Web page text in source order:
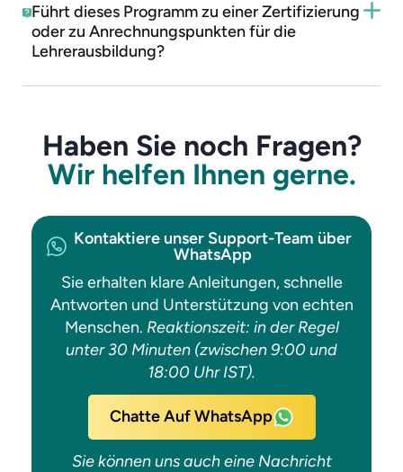
Führt dieses Programm zu einer Zertifizierung
oder zu Anrechnungspunkten für die
Lehrerausbildung?
Haben Sie noch Fragen?
Wir helfen Ihnen gerne.
Kontaktiere unser Support-Team über
WhatsApp
Sie erhalten klare Anleitungen, schnelle
Antworten und Unterstützung von echten
Menschen. Reaktionszeit: in der Regel
unter 30 Minuten (zwischen 9:00 und
18:00 Uhr IST).
Chatte Auf WhatsApp
Sie können uns auch eine Nachricht